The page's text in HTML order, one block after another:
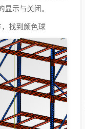
示与关闭。
找到颜色球